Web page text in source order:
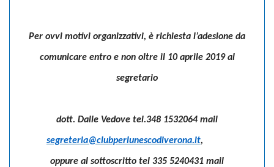
Per ovvi motivi organizzativi, è richiesta l’adesione da
comunicare entro e non oltre il 10 aprile 2019 al
segretario
dott. Dalle Vedove tel.348 1532064 mail
segreteria@clubperlunescodiverona.it,
oppure al sottoscritto tel 335 5240431 mail